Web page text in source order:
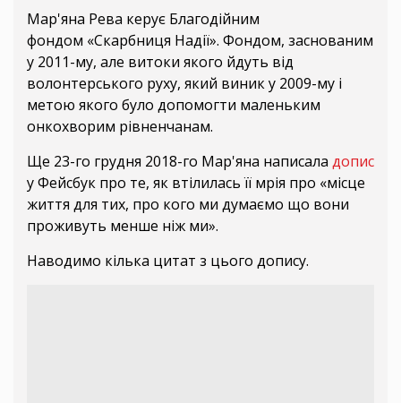
Мар'яна Рева керує Благодійним
фондом «Скарбниця Надії». Фондом, заснованим
у 2011-му, але витоки якого йдуть від
волонтерського руху, який виник у 2009-му і
метою якого було допомогти маленьким
онкохворим рівненчанам.
Ще 23-го грудня 2018-го Мар'яна написала допис
у Фейсбук про те, як втілилась її мрія про «місце
життя для тих, про кого ми думаємо що вони
проживуть менше ніж ми».
Наводимо кілька цитат з цього допису.